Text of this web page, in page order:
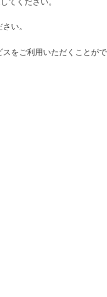
てください。
い。
をご利用いただくことがで